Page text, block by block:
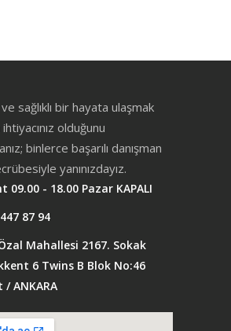
sağlıklı bir hayata ulaşmak
olduğunu
binlerce başarılı danışman
yanınızdayız.
09.00 - 18.00 Pazar KAPALI
87 94
Mahallesi 2167. Sokak
6 Twins B Blok No:46
/ ANKARA